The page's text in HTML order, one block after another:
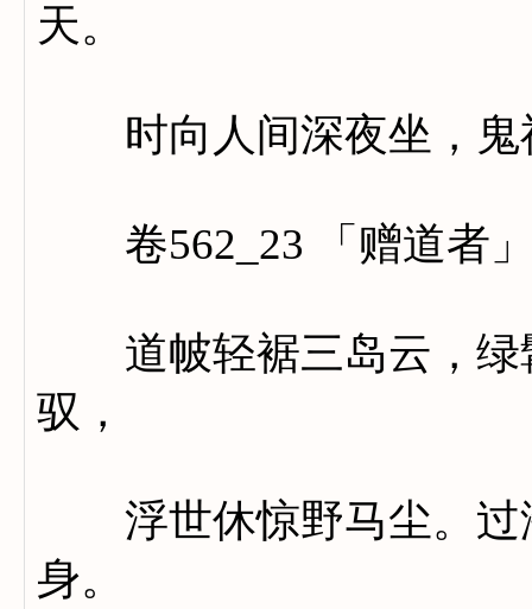
天。
时向人间深夜坐，鬼
卷562_23 「赠道者
道帔轻裾三岛云，绿
驭，
浮世休惊野马尘。过
身。